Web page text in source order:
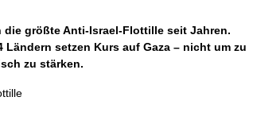
die größte Anti-Israel-Flottille seit Jahren.
setzen Kurs auf Gaza – nicht um zu
zu stärken.